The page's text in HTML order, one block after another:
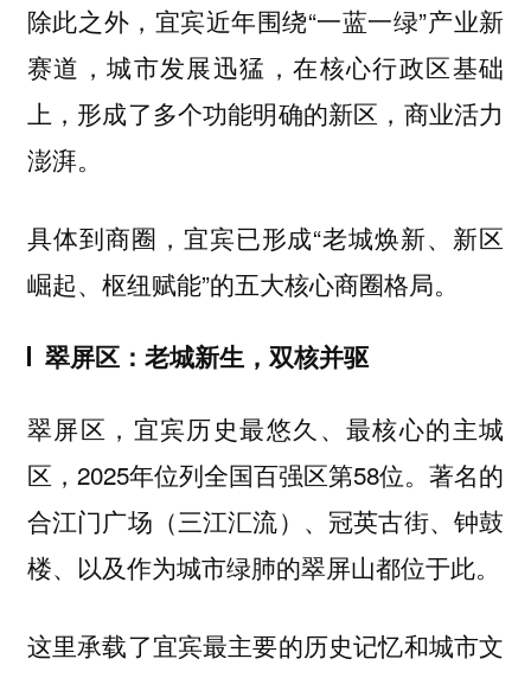
除此之外，宜宾近年围绕“一蓝一绿”产业新
赛道，城市发展迅猛，在核心行政区基础
上，形成了多个功能明确的新区，商业活力
澎湃。
具体到商圈，宜宾已形成“老城焕新、新区
崛起、枢纽赋能”的五大核心商圈格局。
翠屏区：老城新生，双核并驱
翠屏区，宜宾历史最悠久、最核心的主城
区，2025年位列全国百强区第58位。著名的
合江门广场（三江汇流）、冠英古街、钟鼓
楼、以及作为城市绿肺的翠屏山都位于此。
这里承载了宜宾最主要的历史记忆和城市文